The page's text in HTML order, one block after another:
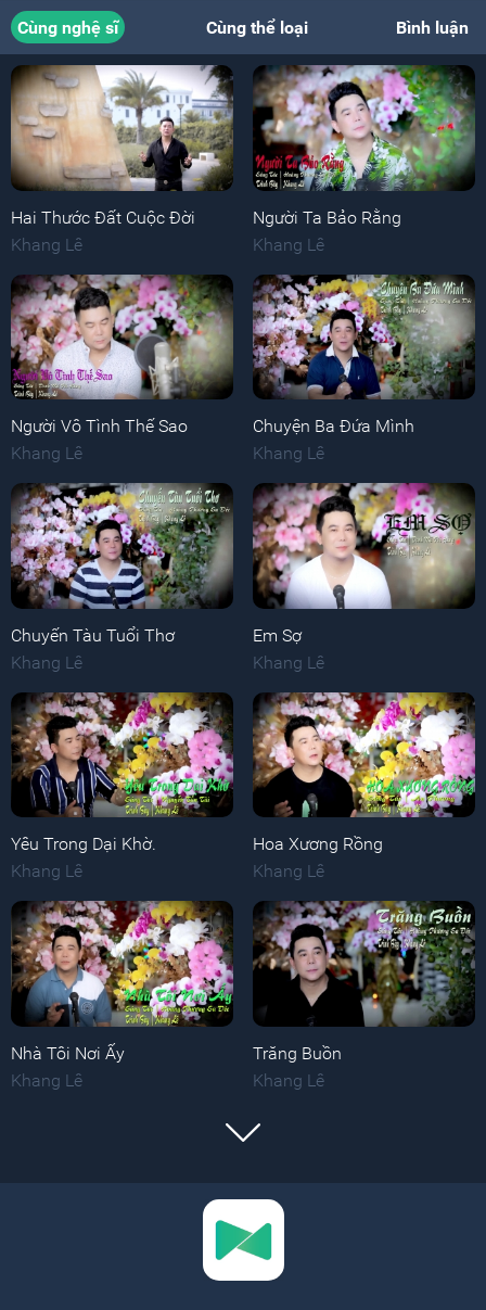
Cùng nghệ sĩ Cùng thể loại Bình luận
Hai Thước Đất Cuộc Đời
Khang Lê
Người Ta Bảo Rằng
Khang Lê
Người Vô Tình Thế Sao
Khang Lê
Chuyện Ba Đứa Mình
Khang Lê
Chuyến Tàu Tuổi Thơ
Khang Lê
Em Sợ
Khang Lê
Yêu Trong Dại Khờ.
Khang Lê
Hoa Xương Rồng
Khang Lê
Nhà Tôi Nơi Ấy
Khang Lê
Trăng Buồn
Khang Lê